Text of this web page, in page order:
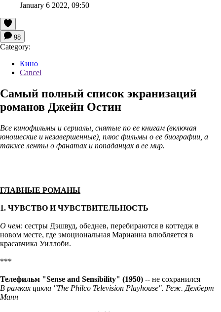
January 6 2022, 09:50
98
Category:
Кино
Cancel
Самый полный список экранизаций
романов Джейн Остин
Все кинофильмы и сериалы, снятые по ее книгам (включая
юношеские и незавершенные), плюс фильмы о ее биографии, а
также ленты о фанатах и попаданцах в ее мир.
ГЛАВНЫЕ РОМАНЫ
1. ЧУВСТВО И ЧУВСТВИТЕЛЬНОСТЬ
О чем: сестры Дэшвуд, обеднев, перебираются в коттедж в
новом месте, где эмоциональная Марианна влюбляется в
красавчика Уиллоби.
***
Телефильм "Sense and Sensibility" (1950) -- не сохранился
В рамках цикла "​The Philco Television Playhouse". Реж. Делберт
Манн